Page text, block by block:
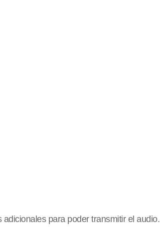
para poder transmitir el audio.